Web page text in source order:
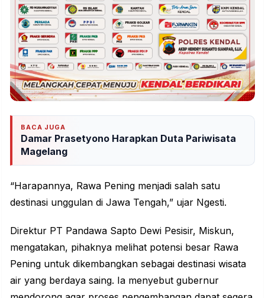
BACA JUGA
Damar Prasetyono Harapkan Duta Pariwisata
Magelang
“Harapannya, Rawa Pening menjadi salah satu
destinasi unggulan di Jawa Tengah,” ujar Ngesti.
Direktur PT Pandawa Sapto Dewi Pesisir, Miskun,
mengatakan, pihaknya melihat potensi besar Rawa
Pening untuk dikembangkan sebagai destinasi wisata
air yang berdaya saing. Ia menyebut gubernur